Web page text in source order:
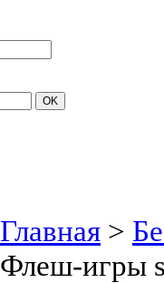
Главная >
Флеш-игры